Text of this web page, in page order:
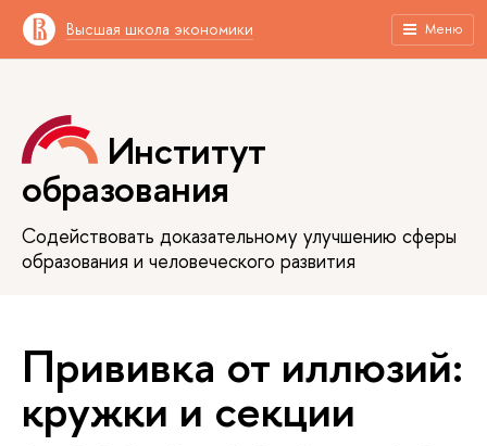
Высшая школа экономики Меню
Институт
образования
Содействовать доказательному улучшению сферы
образования и человеческого развития
Прививка от иллюзий:
кружки и секции